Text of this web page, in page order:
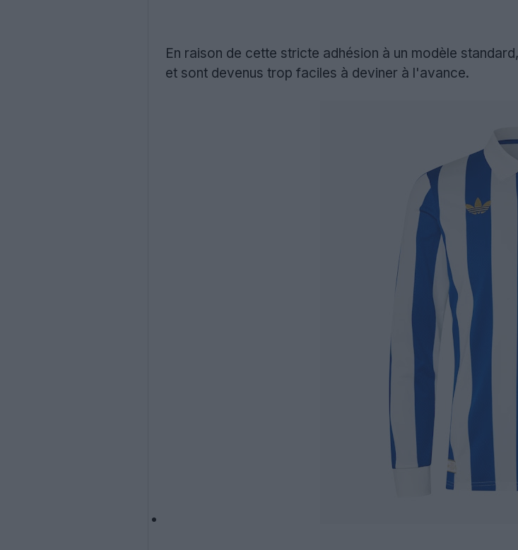
En raison de cette stricte adhésion à un modèle
et sont devenus trop faciles à deviner à l'avance.